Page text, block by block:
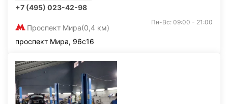
+7 (495) 023-42-98
Проспект Мира(0,4 км)
Пн-Вс: 09:00 - 21:00
проспект Мира, 96с16